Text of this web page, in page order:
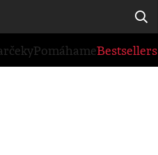
PomáhameBestsellers